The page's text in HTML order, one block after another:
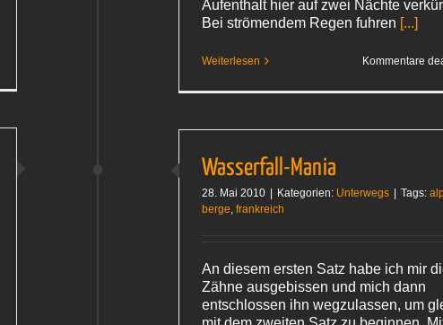
Aufenthalt hier auf zwei Nächte
Bei strömendem Regen fuhren [...]
Weiterlesen Kommentare
Wasserfall-Mania
28. Mai 2010 Kategorien: Unterwegs Tags:
berge, frankreich
An diesem ersten Satz habe ich mir
Zähne ausgebissen und mich dann
entschlossen ihn wegzulassen, um